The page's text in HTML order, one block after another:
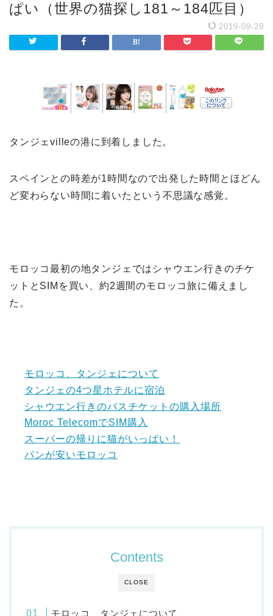
ぱい（世界の猫探し181～184匹目）
2019-09-29
タンジェvilleの港に到着しました。
スペインとの時差が1時間なので出発した時間とほどん
ど変わらない時間に着いたという不思議な感覚。
モロッコ最初の地タンジェではシャウエン行きのチケ
ットとSIMを買い、約2週間のモロッコ旅に備えまし
た。
モロッコ、タンジェについて
タンジェの4つ星ホテルに宿泊
シャウエン行きのバスチケットの購入場所
Moroc TelecomでSIM購入
スーパーの帰りに猫がいっぱい！
パンが安いモロッコ
CLOSE
Contents
モロッコ、タンジェについて